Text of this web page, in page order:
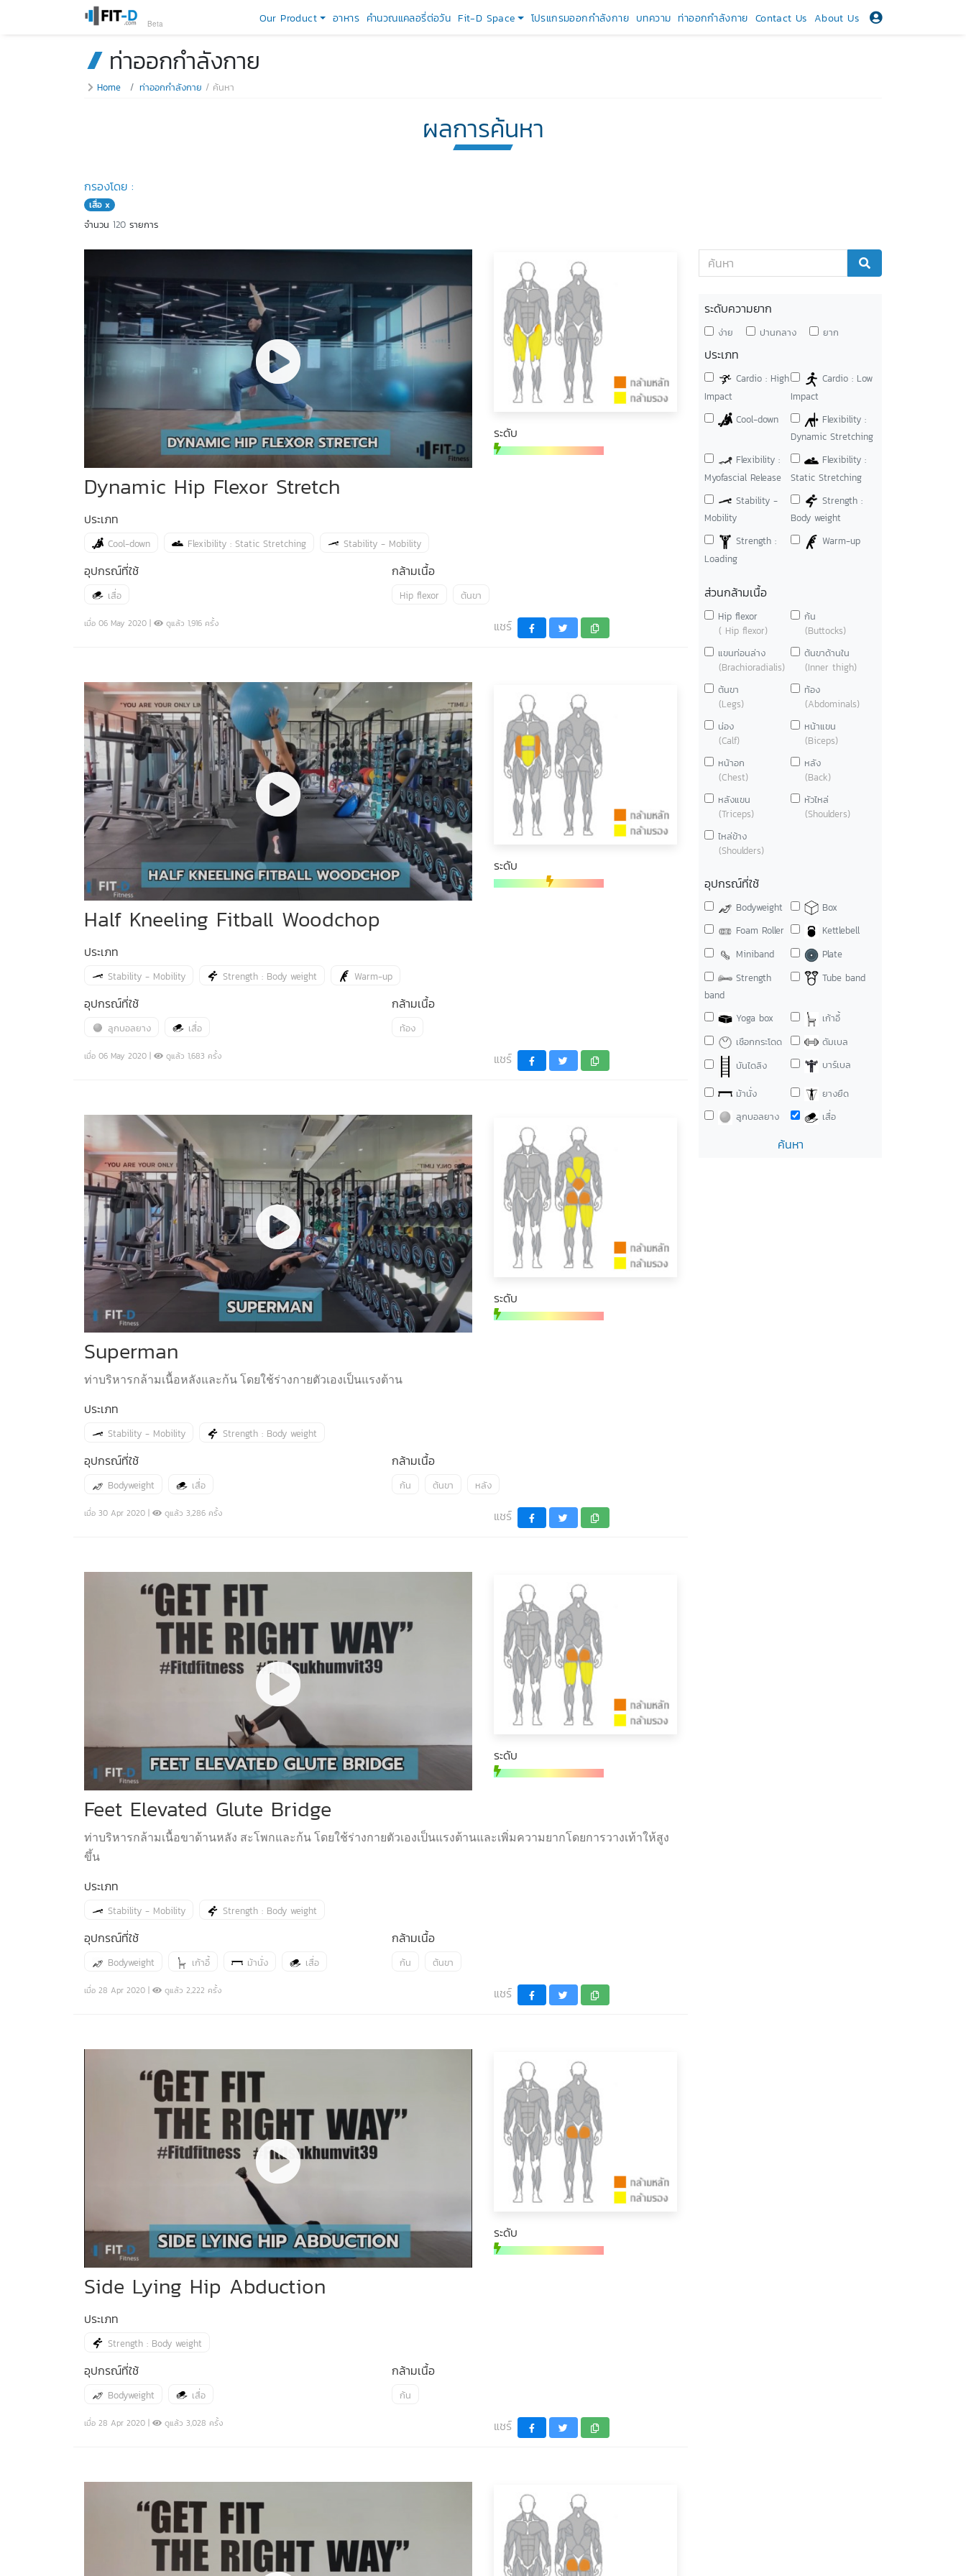
Our Product อาหาร คำนวณแคลอรี่ต่อวัน Fit-D Space โปรแกรมออกกำลังกาย บทความ ท่าออกกำลังกาย Contact Us About Us
Beta
ท่าออกกำลังกาย
Home ท่าออกกำลังกาย ค้นหา
ผลการค้นหา
กรองโดย :
เสื่อ x
จำนวน 120 รายการ
ระดับ
Dynamic Hip Flexor Stretch
ประเภท
Cool-down Flexibility : Static Stretching Stability - Mobility
อุปกรณ์ที่ใช้
เสื่อ
กล้ามเนื้อ
Hip flexor ต้นขา
เมื่อ 06 May 2020 | ดูแล้ว 1,916 ครั้ง แชร์
ระดับ
Half Kneeling Fitball Woodchop
ประเภท
Stability - Mobility Strength : Body weight Warm-up
อุปกรณ์ที่ใช้
ลูกบอลยาง เสื่อ
กล้ามเนื้อ
ท้อง
เมื่อ 06 May 2020 | ดูแล้ว 1,683 ครั้ง แชร์
ระดับ
Superman
ท่าบริหารกล้ามเนื้อหลังและก้น โดยใช้ร่างกายตัวเองเป็นแรงต้าน
ประเภท
Stability - Mobility Strength : Body weight
อุปกรณ์ที่ใช้
Bodyweight เสื่อ
กล้ามเนื้อ
ก้น ต้นขา หลัง
เมื่อ 30 Apr 2020 | ดูแล้ว 3,286 ครั้ง แชร์
ระดับ
Feet Elevated Glute Bridge
ท่าบริหารกล้ามเนื้อขาด้านหลัง สะโพกและก้น โดยใช้ร่างกายตัวเองเป็นแรงต้านและเพิ่มความยากโดยการวางเท้าให้สูง
ขึ้น
ประเภท
Stability - Mobility Strength : Body weight
อุปกรณ์ที่ใช้
Bodyweight เก้าอี้ ม้านั่ง เสื่อ
กล้ามเนื้อ
ก้น ต้นขา
เมื่อ 28 Apr 2020 | ดูแล้ว 2,222 ครั้ง แชร์
ระดับ
Side Lying Hip Abduction
ประเภท
Strength : Body weight
อุปกรณ์ที่ใช้
Bodyweight เสื่อ
กล้ามเนื้อ
ก้น
เมื่อ 28 Apr 2020 | ดูแล้ว 3,028 ครั้ง แชร์
ระดับความยาก
ง่าย ปานกลาง ยาก
ประเภท
Cardio : High
Impact
Cardio : Low
Impact
Cool-down
Flexibility :
Dynamic Stretching
Flexibility :
Myofascial Release
Flexibility :
Static Stretching
Stability -
Mobility
Strength :
Body weight
Strength :
Loading
Warm-up
ส่วนกล้ามเนื้อ
Hip flexor
( Hip flexor)
ก้น
(Buttocks)
แขนท่อนล่าง
(Brachioradialis)
ต้นขาด้านใน
(Inner thigh)
ต้นขา
(Legs)
ท้อง
(Abdominals)
น่อง
(Calf)
หน้าแขน
(Biceps)
หน้าอก
(Chest)
หลัง
(Back)
หลังแขน
(Triceps)
หัวไหล่
(Shoulders)
ไหล่ข้าง
(Shoulders)
อุปกรณ์ที่ใช้
Bodyweight
Box
Foam Roller
Kettlebell
Miniband
Plate
Strength
band
Tube band
Yoga box
เก้าอี้
เชือกกระโดด
ดัมเบล
บันไดลิง
บาร์เบล
ม้านั่ง
ยางยืด
ลูกบอลยาง
เสื่อ
ค้นหา